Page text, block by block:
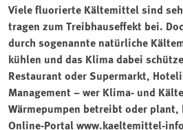
Viele fluorierte Kältemittel sind
tragen zum Treibhauseffekt bei.
durch sogenannte natürliche
kühlen und das Klima dabei
Restaurant oder Supermarkt,
Management – wer Klima- und
Wärmepumpen betreibt oder plant,
Online-Portal www.kaeltemittel-